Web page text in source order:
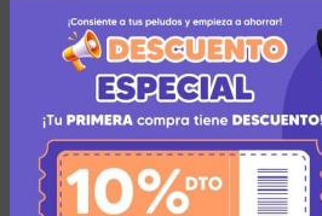
Múltiples medios
Añadir a la lista de deseos
Zona de cobertura para el